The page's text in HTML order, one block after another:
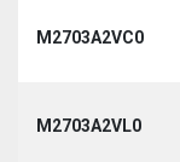
M2703A2VC0
M2703A2VL0